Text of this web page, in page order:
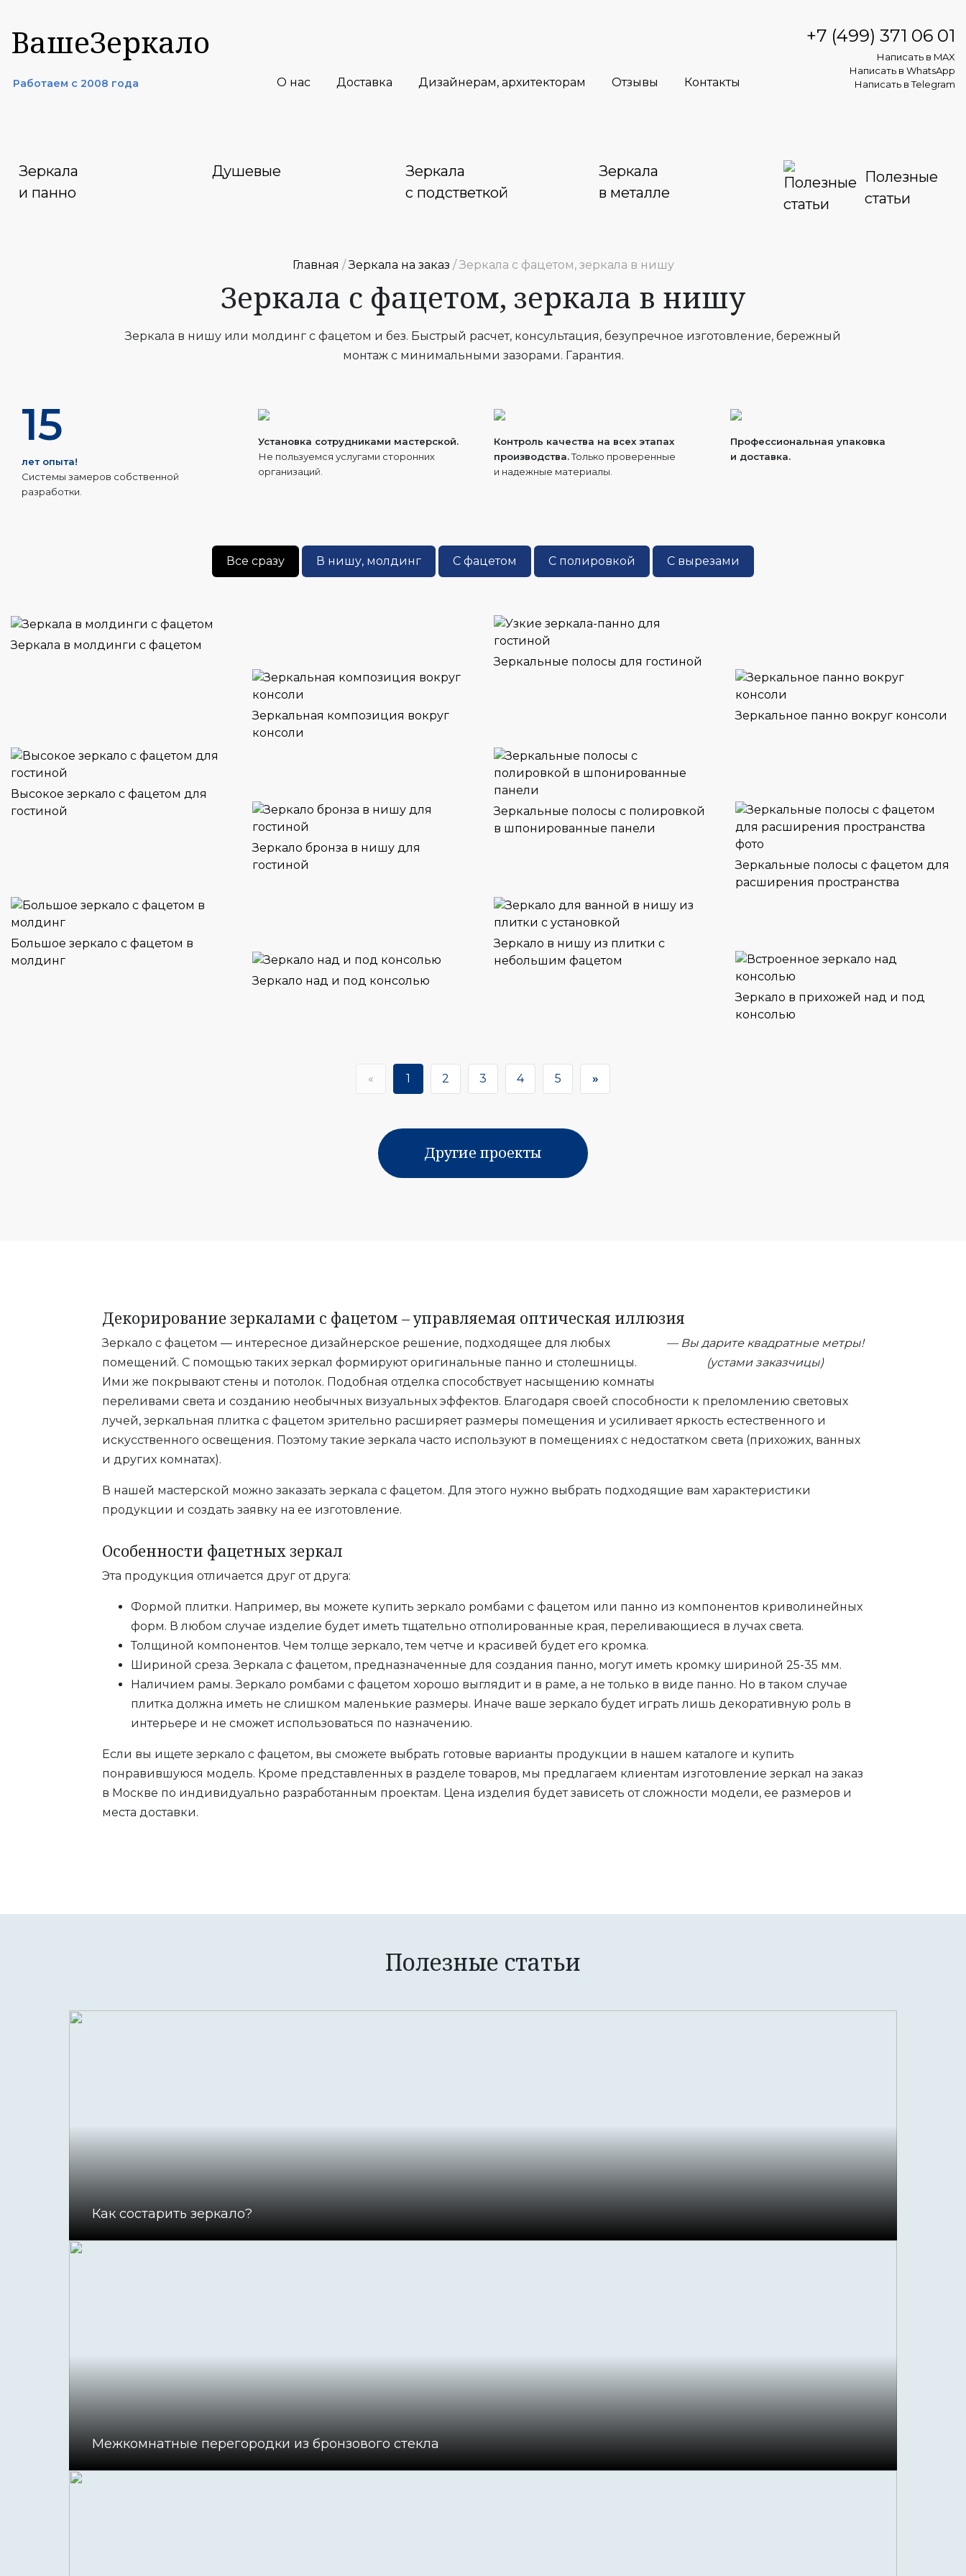
ВашеЗеркало
Работаем с 2008 года О нас Доставка Дизайнерам, архитекторам Отзывы Контакты
+7 (499) 371 06 01
Написать в MAX
Написать в WhatsApp
Написать в Telegram
Зеркала
и панно
Душевые
Зеркала
с подстветкой
Зеркала
в металле
Полезные
статьи
Главная /Зеркала на заказ / Зеркала с фацетом, зеркала в нишу
Зеркала с фацетом, зеркала в нишу
Зеркала в нишу или молдинг с фацетом и без. Быстрый расчет, консультация, безупречное изготовление, бережный
монтаж с минимальными зазорами. Гарантия.
15
лет опыта!
Системы замеров собственной
разработки.
Установка сотрудниками мастерской.
Не пользуемся услугами сторонних
организаций.
Контроль качества на всех этапах
производства.Только проверенные
и надежные материалы.
Профессиональная упаковка
и доставка.
Все сразу В нишу, молдинг С фацетом С полировкой С вырезами
Зеркала в молдинги с фацетом
Зеркальная композиция вокруг
консоли
Зеркальные полосы для гостиной
Зеркальное панно вокруг консоли
Высокое зеркало с фацетом для
гостиной
Зеркало бронза в нишу для
гостиной
Зеркальные полосы с полировкой
в шпонированные панели
Зеркальные полосы с фацетом для
расширения пространства
Большое зеркало с фацетом в
молдинг
Зеркало над и под консолью
Зеркало в нишу из плитки с
небольшим фацетом
Зеркало в прихожей над и под
консолью
« 1 2 3 4 5 »
Другие проекты
Декорирование зеркалами с фацетом – управляемая оптическая иллюзия
— Вы дарите квадратные метры!
(устами заказчицы)
Зеркало с фацетом — интересное дизайнерское решение, подходящее для любых
помещений. С помощью таких зеркал формируют оригинальные панно и столешницы.
Ими же покрывают стены и потолок. Подобная отделка способствует насыщению комнаты
переливами света и созданию необычных визуальных эффектов. Благодаря своей способности к преломлению световых
лучей, зеркальная плитка с фацетом зрительно расширяет размеры помещения и усиливает яркость естественного и
искусственного освещения. Поэтому такие зеркала часто используют в помещениях с недостатком света (прихожих, ванных
и других комнатах).
В нашей мастерской можно заказать зеркала с фацетом. Для этого нужно выбрать подходящие вам характеристики
продукции и создать заявку на ее изготовление.
Особенности фацетных зеркал
Эта продукция отличается друг от друга:
Формой плитки. Например, вы можете купить зеркало ромбами с фацетом или панно из компонентов криволинейных
форм. В любом случае изделие будет иметь тщательно отполированные края, переливающиеся в лучах света.
Толщиной компонентов. Чем толще зеркало, тем четче и красивей будет его кромка.
Шириной среза. Зеркала с фацетом, предназначенные для создания панно, могут иметь кромку шириной 25-35 мм.
Наличием рамы. Зеркало ромбами с фацетом хорошо выглядит и в раме, а не только в виде панно. Но в таком случае
плитка должна иметь не слишком маленькие размеры. Иначе ваше зеркало будет играть лишь декоративную роль в
интерьере и не сможет использоваться по назначению.
Если вы ищете зеркало с фацетом, вы сможете выбрать готовые варианты продукции в нашем каталоге и купить
понравившуюся модель. Кроме представленных в разделе товаров, мы предлагаем клиентам изготовление зеркал на заказ
в Москве по индивидуально разработанным проектам. Цена изделия будет зависеть от сложности модели, ее размеров и
места доставки.
Полезные статьи
Как состарить зеркало?
Межкомнатные перегородки из бронзового стекла